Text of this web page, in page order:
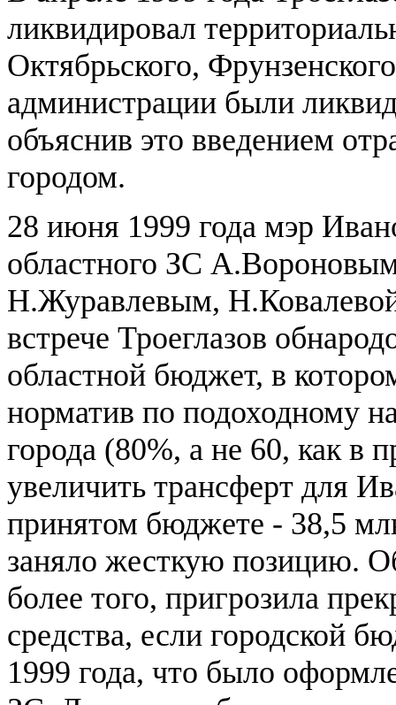
ликвидировал
Октябрьского,
администрации были
объяснив это введением
городом.
28 июня 1999 года мэр
областного ЗС
Н.Журавлевым,
встрече Троеглазов
областной бюджет, в
норматив по подоходному
города (80%, а не 60, как в
увеличить трансферт для
принятом бюджете - 38,5
заняло жесткую позицию.
более того, пригрозила
средства, если городской
1999 года, что было